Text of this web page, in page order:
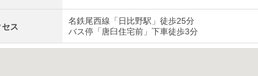
セス
名鉄尾西線「日比野駅」徒歩25分
バス停「唐臼住宅前」下車徒歩3分